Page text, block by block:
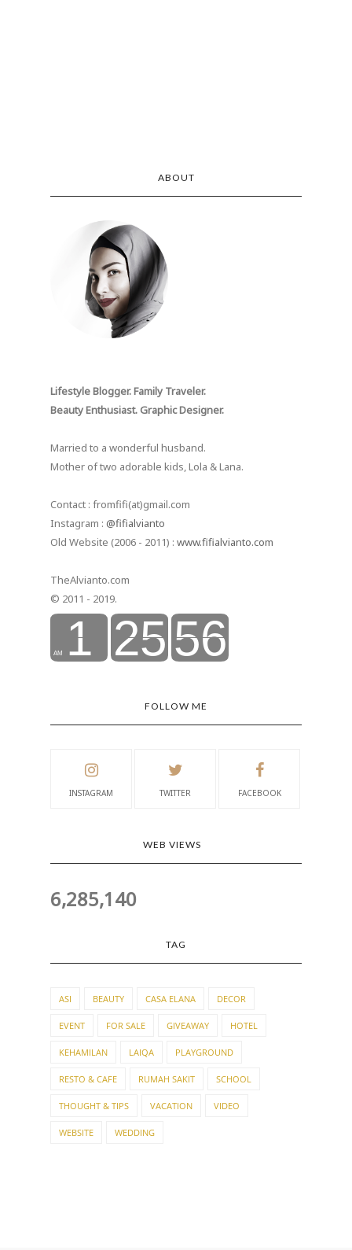
ABOUT
Lifestyle Blogger. Family Traveler.
Beauty Enthusiast. Graphic Designer.
Married to a wonderful husband.
Mother of two adorable kids, Lola & Lana.
Contact : fromfifi(at)gmail.com
Instagram : @fifialvianto
Old Website (2006 - 2011) : www.fifialvianto.com
TheAlvianto.com
© 2011 - 2019.
FOLLOW ME
INSTAGRAM TWITTER FACEBOOK
WEB VIEWS
6,285,140
TAG
ASI BEAUTY CASA ELANA DECOR
EVENT FOR SALE GIVEAWAY HOTEL
KEHAMILAN LAIQA PLAYGROUND
RESTO & CAFE RUMAH SAKIT SCHOOL
THOUGHT & TIPS VACATION VIDEO
WEBSITE WEDDING